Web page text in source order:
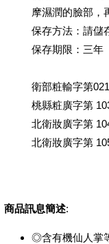
摩濕潤的臉部，
保存方法：請儲
保存期限：三年
衛部粧輸字第
桃縣粧廣字第
北衛妝廣字第
北衛妝廣字第
商品訊息簡述:
◎含有機仙人掌